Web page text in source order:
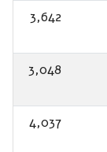
3,642
3,048
4,037